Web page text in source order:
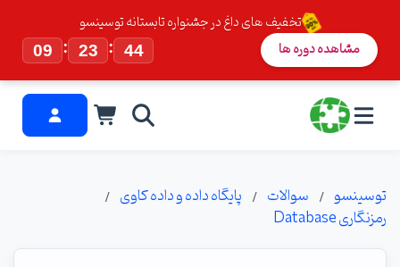
تخفیف های داغ در جشنواره تابستانه توسینسو
09
: 23 : 43 مشاهده دوره ها
توسینسو سوالات
پایگاه داده و داده کاوی
رمزنگاری Database